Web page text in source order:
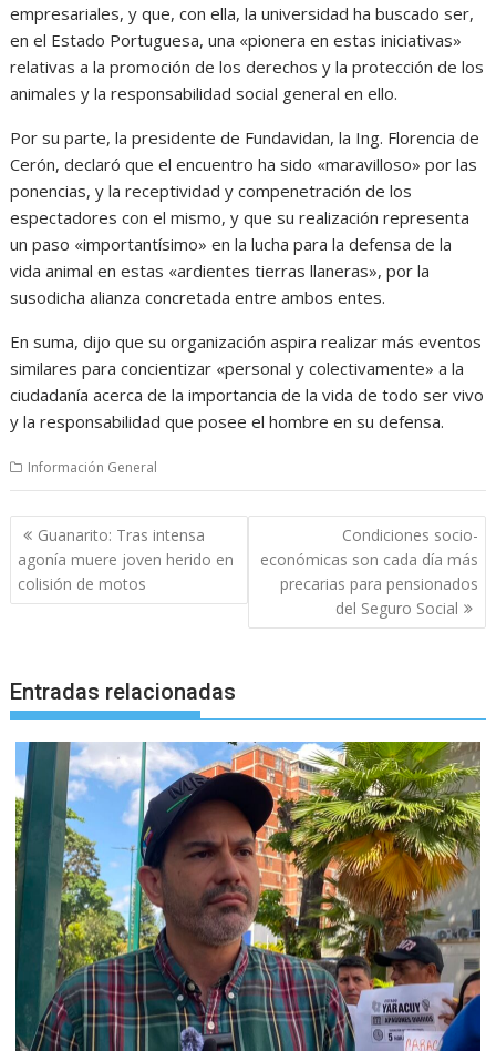
empresariales, y que, con ella, la universidad ha buscado ser,
en el Estado Portuguesa, una «pionera en estas iniciativas»
relativas a la promoción de los derechos y la protección de los
animales y la responsabilidad social general en ello.
Por su parte, la presidente de Fundavidan, la Ing. Florencia de
Cerón, declaró que el encuentro ha sido «maravilloso» por las
ponencias, y la receptividad y compenetración de los
espectadores con el mismo, y que su realización representa
un paso «importantísimo» en la lucha para la defensa de la
vida animal en estas «ardientes tierras llaneras», por la
susodicha alianza concretada entre ambos entes.
En suma, dijo que su organización aspira realizar más eventos
similares para concientizar «personal y colectivamente» a la
ciudadanía acerca de la importancia de la vida de todo ser vivo
y la responsabilidad que posee el hombre en su defensa.
Información General
Navegación
de
entradas
Guanarito: Tras intensa
agonía muere joven herido en
colisión de motos
Condiciones socio-
económicas son cada día más
precarias para pensionados
del Seguro Social
Entradas relacionadas